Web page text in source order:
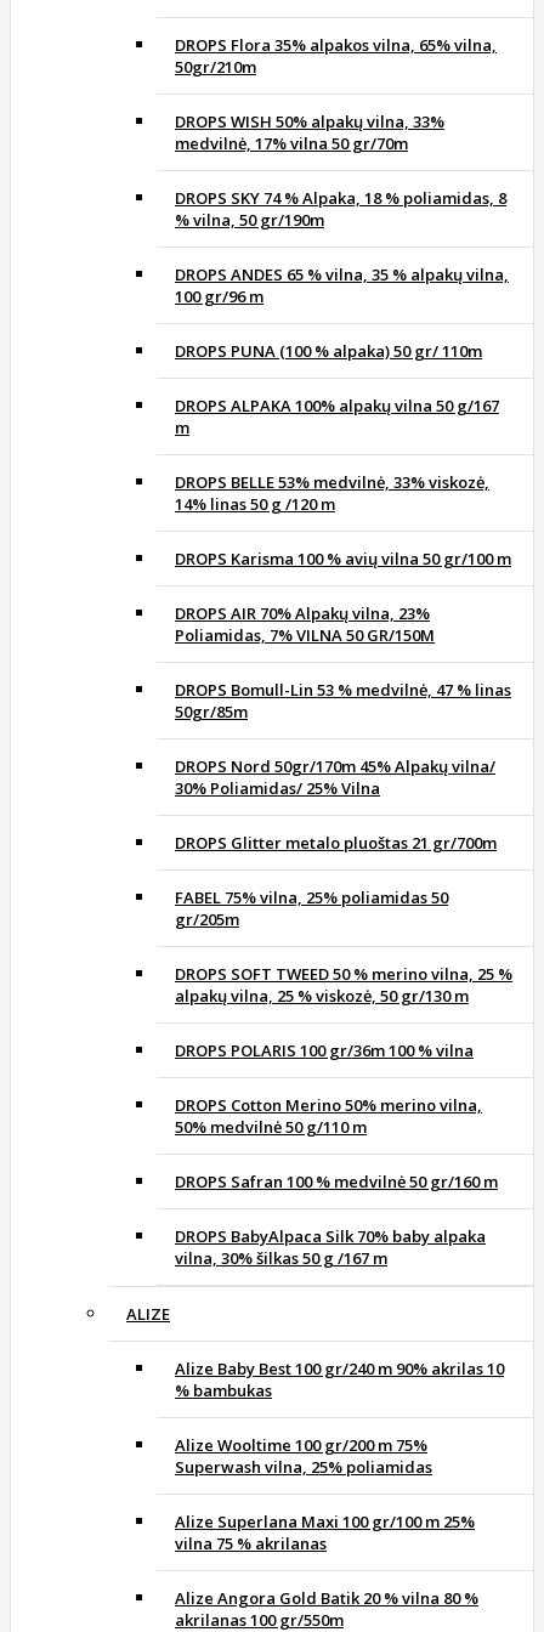
DROPS Flora 35% alpakos vilna, 65% vilna,
50gr/210m
DROPS WISH 50% alpakų vilna, 33%
medvilnė, 17% vilna 50 gr/70m
DROPS SKY 74 % Alpaka, 18 % poliamidas, 8
% vilna, 50 gr/190m
DROPS ANDES 65 % vilna, 35 % alpakų vilna,
100 gr/96 m
DROPS PUNA (100 % alpaka) 50 gr/ 110m
DROPS ALPAKA 100% alpakų vilna 50 g/167
m
DROPS BELLE 53% medvilnė, 33% viskozė,
14% linas 50 g /120 m
DROPS Karisma 100 % avių vilna 50 gr/100 m
DROPS AIR 70% Alpakų vilna, 23%
Poliamidas, 7% VILNA 50 GR/150M
DROPS Bomull-Lin 53 % medvilnė, 47 % linas
50gr/85m
DROPS Nord 50gr/170m 45% Alpakų vilna/
30% Poliamidas/ 25% Vilna
DROPS Glitter metalo pluoštas 21 gr/700m
FABEL 75% vilna, 25% poliamidas 50
gr/205m
DROPS SOFT TWEED 50 % merino vilna, 25 %
alpakų vilna, 25 % viskozė, 50 gr/130 m
DROPS POLARIS 100 gr/36m 100 % vilna
DROPS Cotton Merino 50% merino vilna,
50% medvilnė 50 g/110 m
DROPS Safran 100 % medvilnė 50 gr/160 m
DROPS BabyAlpaca Silk 70% baby alpaka
vilna, 30% šilkas 50 g /167 m
ALIZE
Alize Baby Best 100 gr/240 m 90% akrilas 10
% bambukas
Alize Wooltime 100 gr/200 m 75%
Superwash vilna, 25% poliamidas
Alize Superlana Maxi 100 gr/100 m 25%
vilna 75 % akrilanas
Alize Angora Gold Batik 20 % vilna 80 %
akrilanas 100 gr/550m